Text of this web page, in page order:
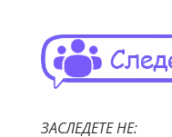
ЗАСЛЕДЕТЕ НЕ: